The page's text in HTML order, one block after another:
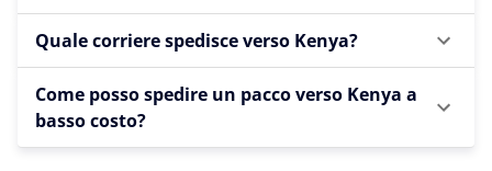
Quale corriere spedisce verso Kenya?
Come posso spedire un pacco verso Kenya a
basso costo?